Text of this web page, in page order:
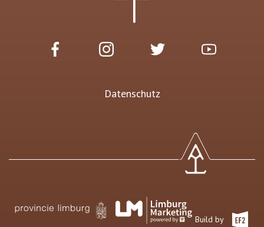
Datenschutz
Build by